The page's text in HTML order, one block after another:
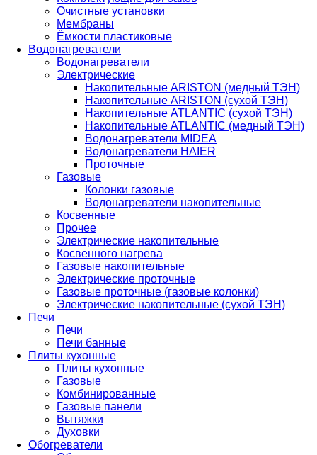
Очистные установки
Мембраны
Ёмкости пластиковые
Водонагреватели
Водонагреватели
Электрические
Накопительные ARISTON (медный ТЭН)
Накопительные ARISTON (сухой ТЭН)
Накопительные ATLANTIC (сухой ТЭН)
Накопительные ATLANTIC (медный ТЭН)
Водонагреватели MIDEA
Водонагреватели HAIER
Проточные
Газовые
Колонки газовые
Водонагреватели накопительные
Косвенные
Прочее
Электрические накопительные
Косвенного нагрева
Газовые накопительные
Электрические проточные
Газовые проточные (газовые колонки)
Электрические накопительные (сухой ТЭН)
Печи
Печи
Печи банные
Плиты кухонные
Плиты кухонные
Газовые
Комбинированные
Газовые панели
Вытяжки
Духовки
Обогреватели